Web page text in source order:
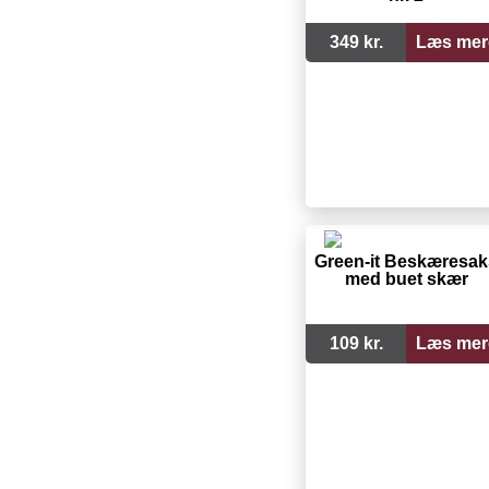
349 kr. Læs
Green-it
med buet skær
109 kr. Læs